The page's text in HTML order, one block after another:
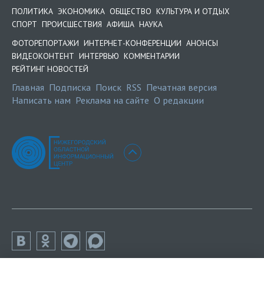
ПОЛИТИКА ЭКОНОМИКА ОБЩЕСТВО КУЛЬТУРА И ОТДЫХ
СПОРТ ПРОИСШЕСТВИЯ АФИША НАУКА
ФОТОРЕПОРТАЖИ ИНТЕРНЕТ-КОНФЕРЕНЦИИ АНОНСЫ
ВИДЕОКОНТЕНТ ИНТЕРВЬЮ КОММЕНТАРИИ
РЕЙТИНГ НОВОСТЕЙ
Главная Подписка Поиск RSS Печатная версия
Написать нам Реклама на сайте О редакции